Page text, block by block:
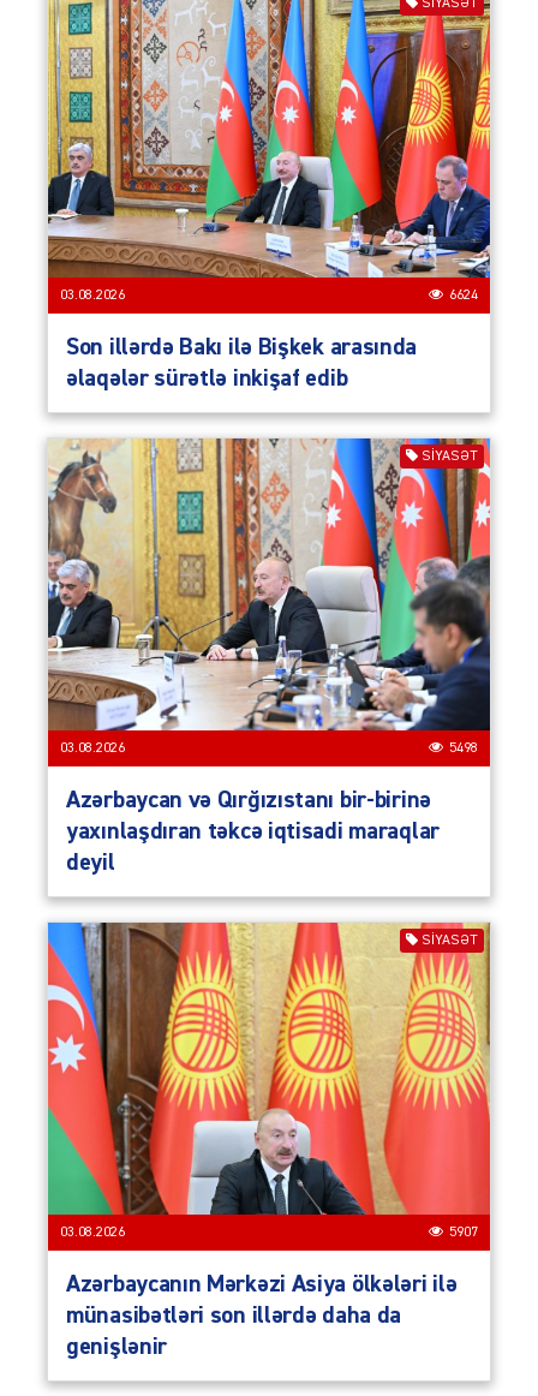
SIYASƏT
03.08.2026 6624
Son illərdə Bakı ilə Bişkek arasında
əlaqələr sürətlə inkişaf edib
SIYASƏT
03.08.2026 5498
Azərbaycan və Qırğızıstanı bir-birinə
yaxınlaşdıran təkcə iqtisadi maraqlar
deyil
SIYASƏT
03.08.2026 5907
Azərbaycanın Mərkəzi Asiya ölkələri ilə
münasibətləri son illərdə daha da
genişlənir